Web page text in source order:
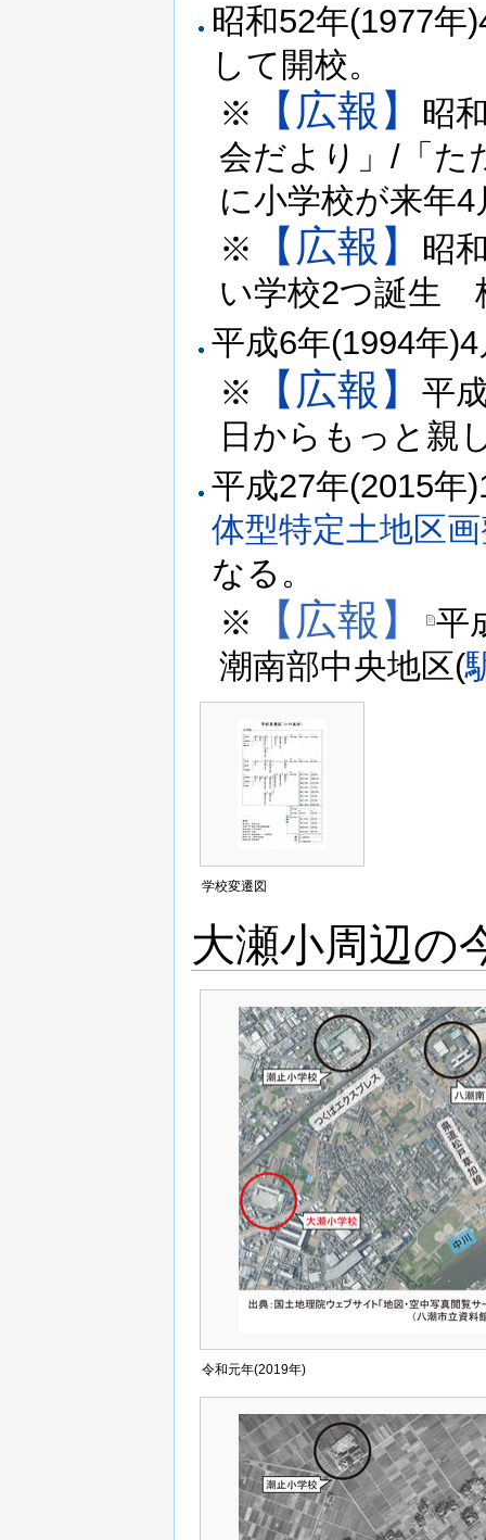
昭和52年(1977年
して開校。
※
【広報】
昭
会だより」/「
に小学校が来年
※
【広報】
昭
い学校2つ誕生
平成6年(1994年
※
【広報】
平
日からもっと親
平成27年(2015年
体型特定土地区
なる。
※
【広報】
平
潮南部中央地区(
学校変遷図
大瀬小周辺の
令和元年(2019年)